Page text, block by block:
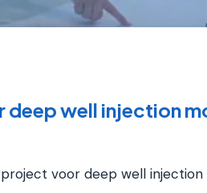
well injection
voor deep well injection